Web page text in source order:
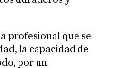
profesional que se
la capacidad de
por un